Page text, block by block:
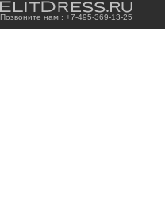
Позвоните нам : +7-495-369-13-25